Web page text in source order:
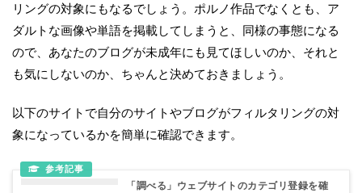
リングの対象にもなるでしょう。ポルノ作品でなくとも、ア
ダルトな画像や単語を掲載してしまうと、同様の事態になる
ので、あなたのブログが未成年にも見てほしいのか、それと
も気にしないのか、ちゃんと決めておきましょう。
以下のサイトで自分のサイトやブログがフィルタリングの対
象になっているかを簡単に確認できます。
「調べる」ウェブサイトのカテゴリ登録を確